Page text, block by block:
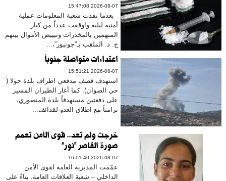
2026-08-07 15:47:08
بعدما نفذت شعبة المعلومات عملية
أمنية ليلية واوقفت عدداً من كبار
المتهمين بالمخدرات وتبييض الأموال بينهم
ج. د. الملقب بـ”جونيور”،...
اعتداءات متواصلة جنوباً
2026-08-07 15:51:21
استهدف قصف مدفعي اطراف بلدة حولا (
حي الصوان). كما أغار الطيران المسير
على دفعتين مستهدفاً بلدة المنصوري،
تزامناً مع اطلاق العدو لقذائف...
خرجت ولم تعد.. قوى الأمن تعمم
صورة القاصر “نور”
2026-08-07 16:01:40
عمّمت المديرية العامة لقوى الأمن
الداخلي – شعبة العلاقات العامة، بناءً على